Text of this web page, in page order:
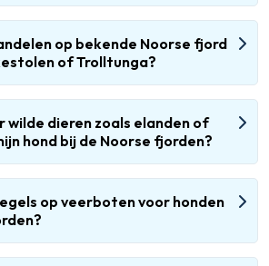
op bekende Noorse fjord
of Trolltunga?
wilde dieren zoals elanden of
hond bij de Noorse fjorden?
op veerboten voor honden